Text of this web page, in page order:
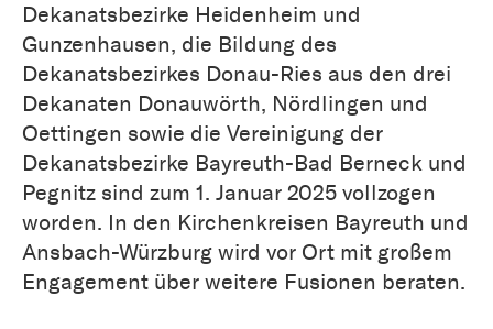
Dekanatsbezirke Heidenheim und
Gunzenhausen, die Bildung des
Dekanatsbezirkes Donau-Ries aus den drei
Dekanaten Donauwörth, Nördlingen und
Oettingen sowie die Vereinigung der
Dekanatsbezirke Bayreuth-Bad Berneck und
Pegnitz sind zum 1. Januar 2025 vollzogen
worden. In den Kirchenkreisen Bayreuth und
Ansbach-Würzburg wird vor Ort mit großem
Engagement über weitere Fusionen beraten.